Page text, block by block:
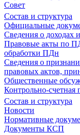
Совет
Состав и структура
Официальные
Сведения о доходах
Правовые акты по
обработки ПДн
Сведения о
правовых актов,
Общественные
Контрольно-счетная
Состав и структура
Новости
Нормативные
Документы КСП